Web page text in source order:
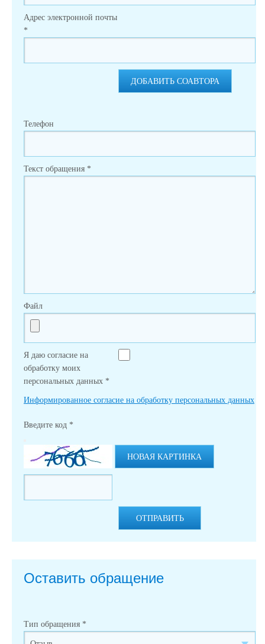
Адрес электронной почты
*
ДОБАВИТЬ СОАВТОРА
Телефон
Текст обращения *
Файл
Я даю согласие на
обработку моих
персональных данных *
Информированное согласие на обработку персональных данных
Введите код *
НОВАЯ КАРТИНКА
ОТПРАВИТЬ
Оставить обращение
Тип обращения *